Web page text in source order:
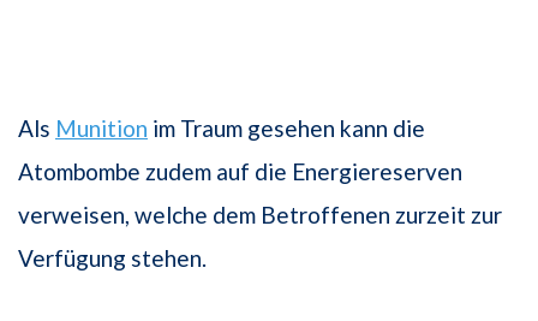
Als Munition im Traum gesehen kann die
Atombombe zudem auf die Energiereserven
verweisen, welche dem Betroffenen zurzeit zur
Verfügung stehen.